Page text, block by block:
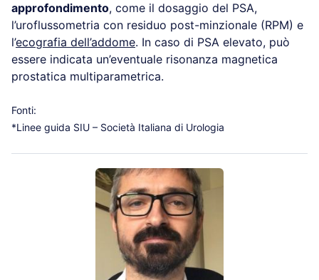
approfondimento, come il dosaggio del PSA,
l’uroflussometria con residuo post-minzionale (RPM) e
l’ecografia dell’addome. In caso di PSA elevato, può
essere indicata un’eventuale risonanza magnetica
prostatica multiparametrica.
Fonti:
*Linee guida SIU – Società Italiana di Urologia